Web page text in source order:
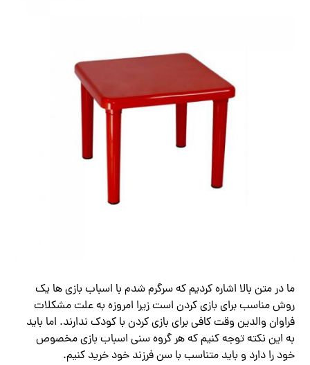
ما در متن بالا اشاره کردیم که سرگرم شدم با اسباب بازی ها یک
روش مناسب برای بازی کردن است زیرا امروزه به علت مشکلات
فراوان والدین وقت کافی برای بازی کردن با کودک ندارند‌. اما باید
به این نکته توجه کنیم که هر گروه سنی اسباب بازی مخصوص
خود را دارد و باید متناسب با سن فرزند خود خرید کنیم.